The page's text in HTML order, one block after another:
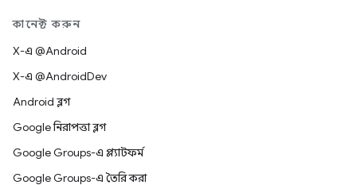
কানেক্ট করুন
X-এ @Android
X-এ @AndroidDev
Android ব্লগ
Google নিরাপত্তা ব্লগ
Google Groups-এ প্ল্যাটফর্ম
Google Groups-এ তৈরি করা